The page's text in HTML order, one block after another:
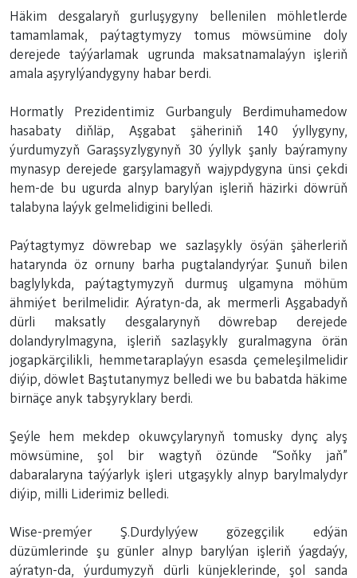
Häkim desgalaryň gurluşygyny bellenilen möhletlerde
tamamlamak, paýtagtymyzy tomus möwsümine doly
derejede taýýarlamak ugrunda maksatnamalaýyn işleriň
amala aşyrylýandygyny habar berdi.
Hormatly Prezidentimiz Gurbanguly Berdimuhamedow
hasabaty diňläp, Aşgabat şäheriniň 140 ýyllygyny,
ýurdumyzyň Garaşsyzlygynyň 30 ýyllyk şanly baýramyny
mynasyp derejede garşylamagyň wajypdygyna ünsi çekdi
hem-de bu ugurda alnyp barylýan işleriň häzirki döwrüň
talabyna laýyk gelmelidigini belledi.
Paýtagtymyz döwrebap we sazlaşykly ösýän şäherleriň
hatarynda öz ornuny barha pugtalandyrýar. Şunuň bilen
baglylykda, paýtagtymyzyň durmuş ulgamyna möhüm
ähmiýet berilmelidir. Aýratyn-da, ak mermerli Aşgabadyň
dürli maksatly desgalarynyň döwrebap derejede
dolandyrylmagyna, işleriň sazlaşykly guralmagyna örän
jogapkärçilikli, hemmetaraplaýyn esasda çemeleşilmelidir
diýip, döwlet Baştutanymyz belledi we bu babatda häkime
birnäçe anyk tabşyryklary berdi.
Şeýle hem mekdep okuwçylarynyň tomusky dynç alyş
möwsümine, şol bir wagtyň özünde “Soňky jaň”
dabaralaryna taýýarlyk işleri utgaşykly alnyp barylmalydyr
diýip, milli Liderimiz belledi.
Wise-premýer Ş.Durdylyýew gözegçilik edýän
düzümlerinde şu günler alnyp barylýan işleriň ýagdaýy,
aýratyn-da, ýurdumyzyň dürli künjeklerinde, şol sanda